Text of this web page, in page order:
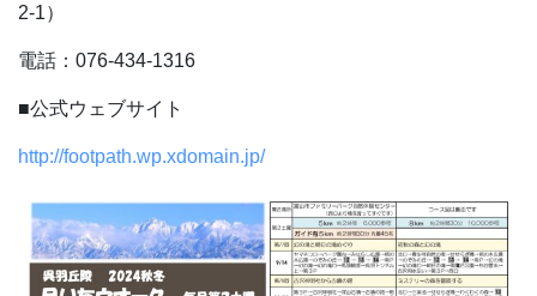
2-1）
電話：076-434-1316
■公式ウェブサイト
http://footpath.wp.xdomain.jp/